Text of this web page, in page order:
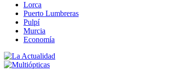
Lorca
Puerto Lumbreras
Pulpí
Murcia
Economía